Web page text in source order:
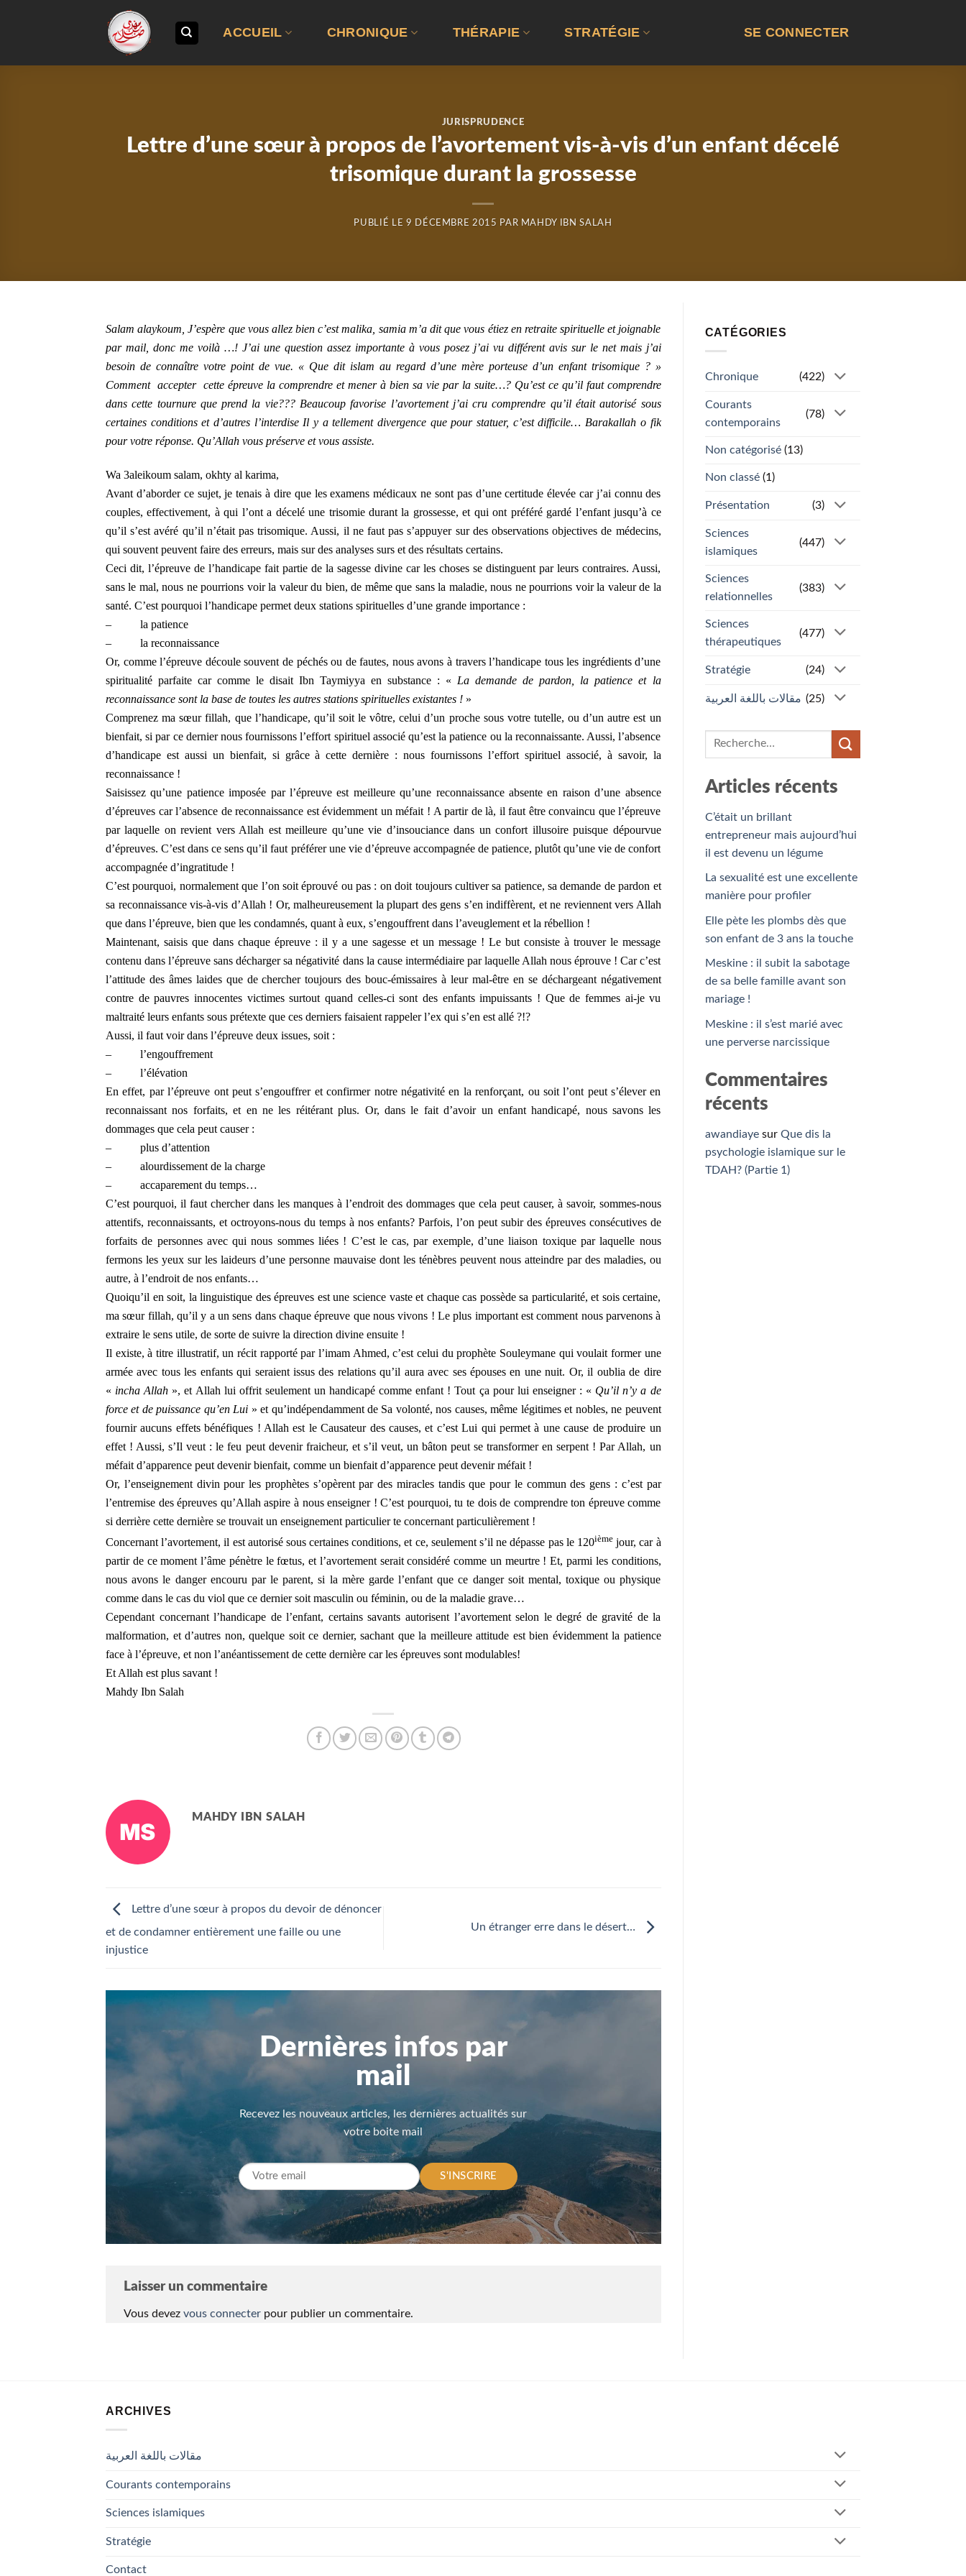
ACCUEIL CHRONIQUE THÉRAPIE STRATÉGIE SE CONNECTER
JURISPRUDENCE
Lettre d’une sœur à propos de l’avortement vis-à-vis d’un enfant décelé
trisomique durant la grossesse
PUBLIÉ LE 9 DÉCEMBRE 2015 PAR MAHDY IBN SALAH
Salam alaykoum, J’espère que vous allez bien c’est malika, samia m’a dit que vous étiez en retraite spirituelle et joignable
par mail, donc me voilà …! J’ai une question assez importante à vous posez j’ai vu différent avis sur le net mais j’ai
besoin de connaître votre point de vue. « Que dit islam au regard d’une mère porteuse d’un enfant trisomique ? »
Comment accepter cette épreuve la comprendre et mener à bien sa vie par la suite…? Qu’est ce qu’il faut comprendre
dans cette tournure que prend la vie??? Beaucoup favorise l’avortement j’ai cru comprendre qu’il était autorisé sous
certaines conditions et d’autres l’interdise Il y a tellement divergence que pour statuer, c’est difficile… Barakallah o fik
pour votre réponse. Qu’Allah vous préserve et vous assiste.
Wa 3aleikoum salam, okhty al karima,
Avant d’aborder ce sujet, je tenais à dire que les examens médicaux ne sont pas d’une certitude élevée car j’ai connu des
couples, effectivement, à qui l’ont a décelé une trisomie durant la grossesse, et qui ont préféré gardé l’enfant jusqu’à ce
qu’il s’est avéré qu’il n’était pas trisomique. Aussi, il ne faut pas s’appuyer sur des observations objectives de médecins,
qui souvent peuvent faire des erreurs, mais sur des analyses surs et des résultats certains.
Ceci dit, l’épreuve de l’handicape fait partie de la sagesse divine car les choses se distinguent par leurs contraires. Aussi,
sans le mal, nous ne pourrions voir la valeur du bien, de même que sans la maladie, nous ne pourrions voir la valeur de la
santé. C’est pourquoi l’handicape permet deux stations spirituelles d’une grande importance :
–
la patience
–
la reconnaissance
Or, comme l’épreuve découle souvent de péchés ou de fautes, nous avons à travers l’handicape tous les ingrédients d’une
spiritualité parfaite car comme le disait Ibn Taymiyya en substance : « La demande de pardon, la patience et la
reconnaissance sont la base de toutes les autres stations spirituelles existantes ! »
Comprenez ma sœur fillah, que l’handicape, qu’il soit le vôtre, celui d’un proche sous votre tutelle, ou d’un autre est un
bienfait, si par ce dernier nous fournissons l’effort spirituel associé qu’est la patience ou la reconnaissante. Aussi, l’absence
d’handicape est aussi un bienfait, si grâce à cette dernière : nous fournissons l’effort spirituel associé, à savoir, la
reconnaissance !
Saisissez qu’une patience imposée par l’épreuve est meilleure qu’une reconnaissance absente en raison d’une absence
d’épreuves car l’absence de reconnaissance est évidemment un méfait ! A partir de là, il faut être convaincu que l’épreuve
par laquelle on revient vers Allah est meilleure qu’une vie d’insouciance dans un confort illusoire puisque dépourvue
d’épreuves. C’est dans ce sens qu’il faut préférer une vie d’épreuve accompagnée de patience, plutôt qu’une vie de confort
accompagnée d’ingratitude !
C’est pourquoi, normalement que l’on soit éprouvé ou pas : on doit toujours cultiver sa patience, sa demande de pardon et
sa reconnaissance vis-à-vis d’Allah ! Or, malheureusement la plupart des gens s’en indiffèrent, et ne reviennent vers Allah
que dans l’épreuve, bien que les condamnés, quant à eux, s’engouffrent dans l’aveuglement et la rébellion !
Maintenant, saisis que dans chaque épreuve : il y a une sagesse et un message ! Le but consiste à trouver le message
contenu dans l’épreuve sans décharger sa négativité dans la cause intermédiaire par laquelle Allah nous éprouve ! Car c’est
l’attitude des âmes laides que de chercher toujours des bouc-émissaires à leur mal-être en se déchargeant négativement
contre de pauvres innocentes victimes surtout quand celles-ci sont des enfants impuissants ! Que de femmes ai-je vu
maltraité leurs enfants sous prétexte que ces derniers faisaient rappeler l’ex qui s’en est allé ?!?
Aussi, il faut voir dans l’épreuve deux issues, soit :
–
l’engouffrement
–
l’élévation
En effet, par l’épreuve ont peut s’engouffrer et confirmer notre négativité en la renforçant, ou soit l’ont peut s’élever en
reconnaissant nos forfaits, et en ne les réitérant plus. Or, dans le fait d’avoir un enfant handicapé, nous savons les
dommages que cela peut causer :
–
plus d’attention
–
alourdissement de la charge
–
accaparement du temps…
C’est pourquoi, il faut chercher dans les manques à l’endroit des dommages que cela peut causer, à savoir, sommes-nous
attentifs, reconnaissants, et octroyons-nous du temps à nos enfants? Parfois, l’on peut subir des épreuves consécutives de
forfaits de personnes avec qui nous sommes liées ! C’est le cas, par exemple, d’une liaison toxique par laquelle nous
fermons les yeux sur les laideurs d’une personne mauvaise dont les ténèbres peuvent nous atteindre par des maladies, ou
autre, à l’endroit de nos enfants…
Quoiqu’il en soit, la linguistique des épreuves est une science vaste et chaque cas possède sa particularité, et sois certaine,
ma sœur fillah, qu’il y a un sens dans chaque épreuve que nous vivons ! Le plus important est comment nous parvenons à
extraire le sens utile, de sorte de suivre la direction divine ensuite !
Il existe, à titre illustratif, un récit rapporté par l’imam Ahmed, c’est celui du prophète Souleymane qui voulait former une
armée avec tous les enfants qui seraient issus des relations qu’il aura avec ses épouses en une nuit. Or, il oublia de dire
« incha Allah », et Allah lui offrit seulement un handicapé comme enfant ! Tout ça pour lui enseigner : « Qu’il n’y a de
force et de puissance qu’en Lui » et qu’indépendamment de Sa volonté, nos causes, même légitimes et nobles, ne peuvent
fournir aucuns effets bénéfiques ! Allah est le Causateur des causes, et c’est Lui qui permet à une cause de produire un
effet ! Aussi, s’Il veut : le feu peut devenir fraicheur, et s’il veut, un bâton peut se transformer en serpent ! Par Allah, un
méfait d’apparence peut devenir bienfait, comme un bienfait d’apparence peut devenir méfait !
Or, l’enseignement divin pour les prophètes s’opèrent par des miracles tandis que pour le commun des gens : c’est par
l’entremise des épreuves qu’Allah aspire à nous enseigner ! C’est pourquoi, tu te dois de comprendre ton épreuve comme
si derrière cette dernière se trouvait un enseignement particulier te concernant particulièrement !
Concernant l’avortement, il est autorisé sous certaines conditions, et ce, seulement s’il ne dépasse pas le 120ièmejour, car à
partir de ce moment l’âme pénètre le fœtus, et l’avortement serait considéré comme un meurtre ! Et, parmi les conditions,
nous avons le danger encouru par le parent, si la mère garde l’enfant que ce danger soit mental, toxique ou physique
comme dans le cas du viol que ce dernier soit masculin ou féminin, ou de la maladie grave…
Cependant concernant l’handicape de l’enfant, certains savants autorisent l’avortement selon le degré de gravité de la
malformation, et d’autres non, quelque soit ce dernier, sachant que la meilleure attitude est bien évidemment la patience
face à l’épreuve, et non l’anéantissement de cette dernière car les épreuves sont modulables!
Et Allah est plus savant !
Mahdy Ibn Salah
MAHDY IBN SALAH
Lettre d’une sœur à propos du devoir de dénoncer
et de condamner entièrement une faille ou une
injustice
Un étranger erre dans le désert…
Dernières infos par
mail
Recevez les nouveaux articles, les dernières actualités sur
votre boite mail
S'INSCRIRE
Laisser un commentaire
Vous devez vous connecter pour publier un commentaire.
CATÉGORIES
Chronique (422)
Courants
contemporains
(78)
Non catégorisé(13)
Non classé(1)
Présentation (3)
Sciences
islamiques
(447)
Sciences
relationnelles
(383)
Sciences
thérapeutiques
(477)
Stratégie (24)
مقالات باللغة العربية (25)
Articles récents
C’était un brillant
entrepreneur mais aujourd’hui
il est devenu un légume
La sexualité est une excellente
manière pour profiler
Elle pète les plombs dès que
son enfant de 3 ans la touche
Meskine : il subit la sabotage
de sa belle famille avant son
mariage !
Meskine : il s’est marié avec
une perverse narcissique
Commentaires
récents
awandiayesur Que dis la
psychologie islamique sur le
TDAH? (Partie 1)
ARCHIVES
مقالات باللغة العربية
Courants contemporains
Sciences islamiques
Stratégie
Contact